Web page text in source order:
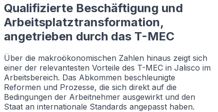
Qualifizierte Beschäftigung und
Arbeitsplatztransformation,
angetrieben durch das T-MEC
Über die makroökonomischen Zahlen hinaus zeigt sich
einer der relevantesten Vorteile des T-MEC in Jalisco im
Arbeitsbereich. Das Abkommen beschleunigte
Reformen und Prozesse, die sich direkt auf die
Bedingungen der Arbeitnehmer ausgewirkt und den
Staat an internationale Standards angepasst haben.